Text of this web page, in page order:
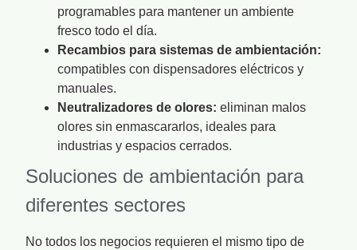
programables para mantener un ambiente
fresco todo el día.
Recambios para sistemas de ambientación:
compatibles con dispensadores eléctricos y
manuales.
Neutralizadores de olores: eliminan malos
olores sin enmascararlos, ideales para
industrias y espacios cerrados.
Soluciones de ambientación para
diferentes sectores
No todos los negocios requieren el mismo tipo de